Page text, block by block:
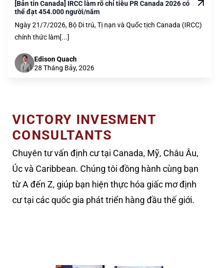
[Bản tin Canada] IRCC làm rõ chỉ tiêu PR Canada 2026 có
thể đạt 454.000 người/năm
Ngày 21/7/2026, Bộ Di trú, Tị nạn và Quốc tịch Canada (IRCC)
chính thức làm[...]
Edison Quach
28 Tháng Bảy, 2026
VICTORY INVESMENT
CONSULTANTS
Chuyên tư vấn định cư tại Canada, Mỹ, Châu Âu,
Úc và Caribbean. Chúng tôi đồng hành cùng bạn
từ A đến Z, giúp bạn hiện thực hóa giấc mơ định
cư tại các quốc gia phát triển hàng đầu thế giới.